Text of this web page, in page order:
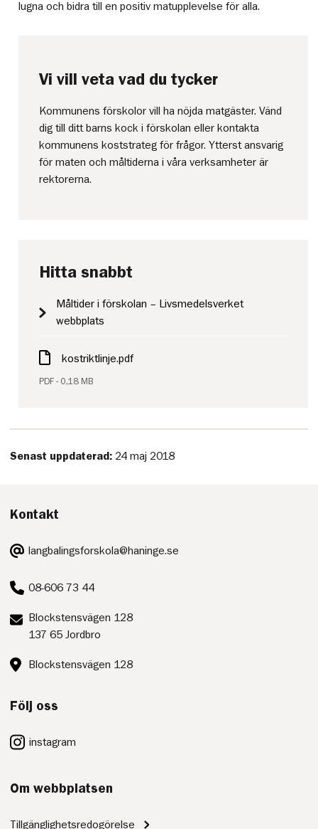
lugna och bidra till en positiv matupplevelse för alla.
Vi vill veta vad du tycker
Kommunens förskolor vill ha nöjda matgäster. Vänd
dig till ditt barns kock i förskolan eller kontakta
kommunens koststrateg för frågor. Ytterst ansvarig
för maten och måltiderna i våra verksamheter är
rektorerna.
Hitta snabbt
Måltider i förskolan – Livsmedelsverket
webbplats
kostriktlinje.pdf
PDF - 0,18 MB
Senast uppdaterad: 24 maj 2018
Kontakt
E-
post:
langbalingsforskola@haninge.se
Telefon:
08-606 73 44
Postadress:
Blockstensvägen 128
137 65 Jordbro
Besöksadress:
Blockstensvägen 128
Följ oss
instagram
Om webbplatsen
Tillgänglighetsredogörelse